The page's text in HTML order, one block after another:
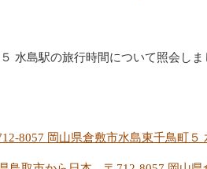
水島駅の旅行時間について照会しま
8057 岡山県倉敷市水島東千鳥町５